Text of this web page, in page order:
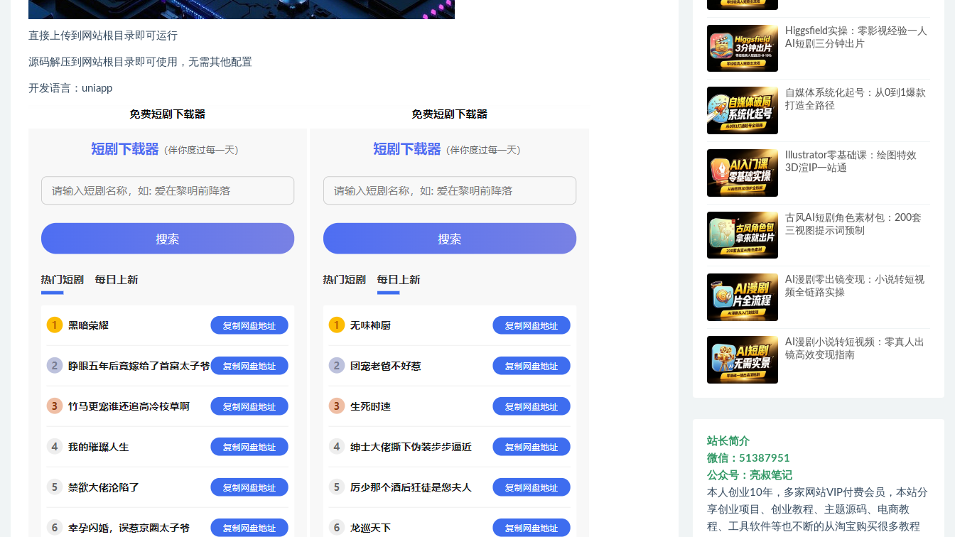
直接上传到网站根目录即可运行
源码解压到网站根目录即可使用，无需其他配置
开发语言：uniapp
Higgsfield实操：零影视经验一人
AI短剧三分钟出片
自媒体系统化起号：从0到1爆款
打造全路径
Illustrator零基础课：绘图特效
3D渲IP一站通
古风AI短剧角色素材包：200套
三视图提示词预制
AI漫剧零出镜变现：小说转短视
频全链路实操
AI漫剧小说转短视频：零真人出
镜高效变现指南
站长简介
微信：51387951
公众号：亮叔笔记
本人创业10年，多家网站VIP付费会员，本站分
享创业项目、创业教程、主题源码、电商教
程、工具软件等也不断的从淘宝购买很多教程